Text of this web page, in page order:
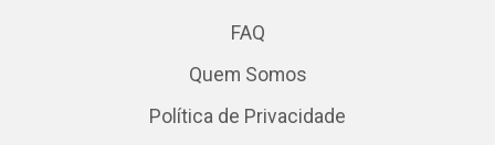
FAQ
Quem Somos
Política de Privacidade